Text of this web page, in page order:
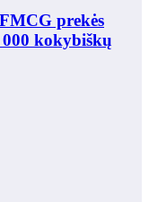
prekės
kokybiškų